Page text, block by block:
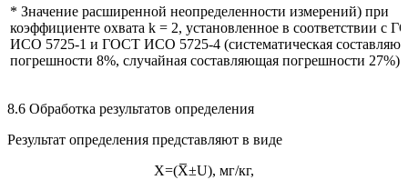
* Значение расширенной неопределенности измерений) при
коэффициенте охвата k = 2, установленное в соответствии с
ИСО 5725-1 и ГОСТ ИСО 5725-4 (систематическая
погрешности 8%, случайная составляющая погрешности 27%).
8.6 Обработка результатов определения
Результат определения представляют в виде
X=(X̅±U), мг/кг,